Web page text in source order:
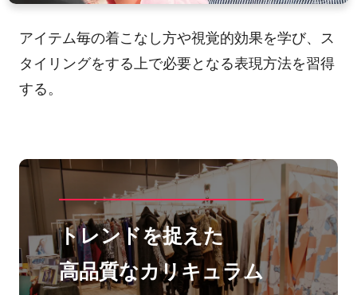
アイテム毎の着こなし方や視覚的効果を学び、ス
タイリングをする上で必要となる表現方法を習得
する。
トレンドを捉えた
高品質なカリキュラム